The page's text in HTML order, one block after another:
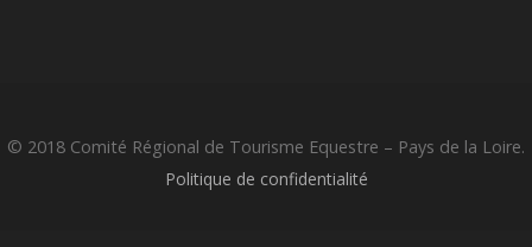
© 2018 Comité Régional de Tourisme Equestre – Pays de la Loire.
Politique de confidentialité